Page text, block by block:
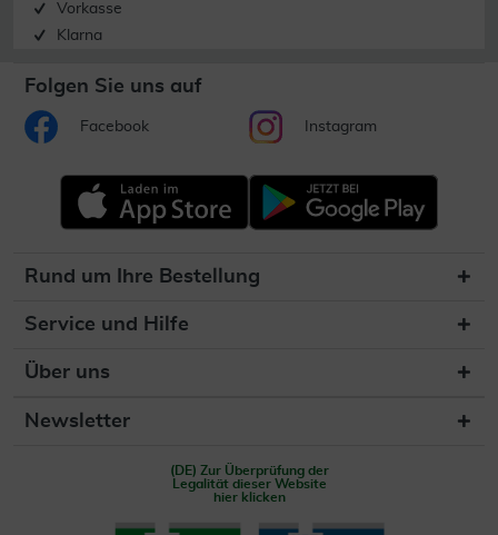
Vorkasse
Klarna
Folgen Sie uns auf
Facebook Instagram
Rund um Ihre Bestellung
Service und Hilfe
Über uns
Newsletter
(DE) Zur Überprüfung der
Legalität dieser Website
hier klicken